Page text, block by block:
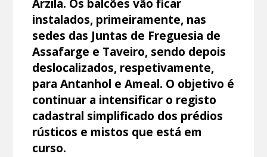
Arzila. Os balcões vão ficar
instalados, primeiramente, nas
sedes das Juntas de Freguesia de
Assafarge e Taveiro, sendo depois
deslocalizados, respetivamente,
para Antanhol e Ameal. O objetivo é
continuar a intensificar o registo
cadastral simplificado dos prédios
rústicos e mistos que está em
curso.